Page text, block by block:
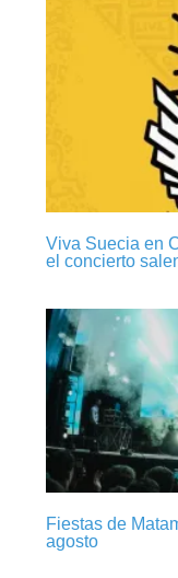
Viva Suecia en
el concierto
Fiestas de
agosto